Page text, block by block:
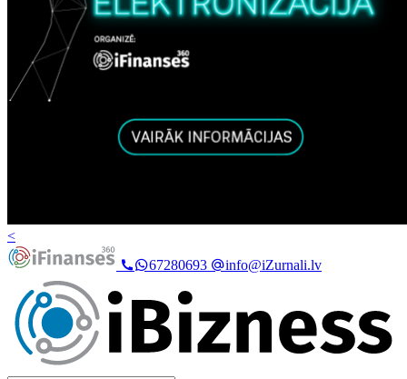
<
67280693
info@iZurnali.lv